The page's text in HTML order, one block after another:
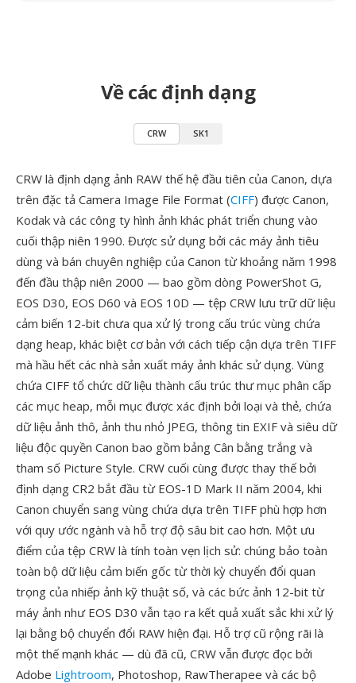
Về các định dạng
CRW SK1
CRW là định dạng ảnh RAW thế hệ đầu tiên của Canon, dựa
trên đặc tả Camera Image File Format (CIFF) được Canon,
Kodak và các công ty hình ảnh khác phát triển chung vào
cuối thập niên 1990. Được sử dụng bởi các máy ảnh tiêu
dùng và bán chuyên nghiệp của Canon từ khoảng năm 1998
đến đầu thập niên 2000 — bao gồm dòng PowerShot G,
EOS D30, EOS D60 và EOS 10D — tệp CRW lưu trữ dữ liệu
cảm biến 12-bit chưa qua xử lý trong cấu trúc vùng chứa
dạng heap, khác biệt cơ bản với cách tiếp cận dựa trên TIFF
mà hầu hết các nhà sản xuất máy ảnh khác sử dụng. Vùng
chứa CIFF tổ chức dữ liệu thành cấu trúc thư mục phân cấp
các mục heap, mỗi mục được xác định bởi loại và thẻ, chứa
dữ liệu ảnh thô, ảnh thu nhỏ JPEG, thông tin EXIF và siêu dữ
liệu độc quyền Canon bao gồm bảng Cân bằng trắng và
tham số Picture Style. CRW cuối cùng được thay thế bởi
định dạng CR2 bắt đầu từ EOS-1D Mark II năm 2004, khi
Canon chuyển sang vùng chứa dựa trên TIFF phù hợp hơn
với quy ước ngành và hỗ trợ độ sâu bit cao hơn. Một ưu
điểm của tệp CRW là tính toàn vẹn lịch sử: chúng bảo toàn
toàn bộ dữ liệu cảm biến gốc từ thời kỳ chuyển đổi quan
trọng của nhiếp ảnh kỹ thuật số, và các bức ảnh 12-bit từ
máy ảnh như EOS D30 vẫn tạo ra kết quả xuất sắc khi xử lý
lại bằng bộ chuyển đổi RAW hiện đại. Hỗ trợ cũ rộng rãi là
một thế mạnh khác — dù đã cũ, CRW vẫn được đọc bởi
Adobe Lightroom, Photoshop, RawTherapee và các bộ